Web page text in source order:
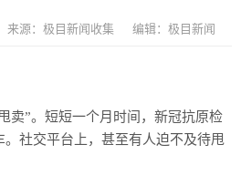
来源：极目新闻收集 编辑：极目新闻
卖”。短短一个月时间，新冠抗原检
社交平台上，甚至有人迫不及待甩